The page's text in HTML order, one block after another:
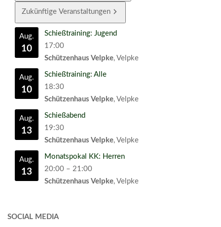
Zukünftige Veranstaltungen
Aug.
10
Schießtraining: Jugend
17:00
Schützenhaus Velpke, Velpke
Aug.
10
Schießtraining: Alle
18:30
Schützenhaus Velpke, Velpke
Aug.
13
Schießabend
19:30
Schützenhaus Velpke, Velpke
Aug.
13
Monatspokal KK: Herren
20:00 – 21:00
Schützenhaus Velpke, Velpke
SOCIAL MEDIA